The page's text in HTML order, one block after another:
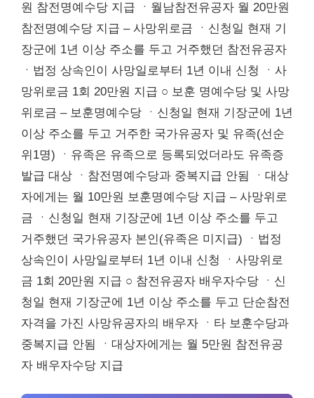
원 참전명예수당 지급 ㆍ월남참전유공자 월 20만원
참전명예수당 지급 – 사망위로금 ㆍ신청일 현재 기
장군에 1년 이상 주소를 두고 거주했던 참전유공자
ㆍ법정 상속인이 사망일로부터 1년 이내 신청 ㆍ사
망위로금 1회 20만원 지급 ○ 보훈 명예수당 및 사망
위로금 – 보훈명예수당 ㆍ신청일 현재 기장군에 1년
이상 주소를 두고 거주한 국가유공자 및 유족(선순
위1명) ㆍ유족은 유족으로 등록되었더라도 유족증
발급 대상 ㆍ참전명예수당과 중복지급 안됨 ㆍ대상
자에게는 월 10만원 보훈명예수당 지급 – 사망위로
금 ㆍ신청일 현재 기장군에 1년 이상 주소를 두고
거주했던 국가유공자 본인(유족은 미지급) ㆍ법정
상속인이 사망일로부터 1년 이내 신청 ㆍ사망위로
금 1회 20만원 지급 ○ 참전유공자 배우자수당 ㆍ신
청일 현재 기장군에 1년 이상 주소를 두고 단순참전
자격을 가진 사망유공자의 배우자 ㆍ타 보훈수당과
중복지급 안됨 ㆍ대상자에게는 월 5만원 참전유공
자 배우자수당 지급